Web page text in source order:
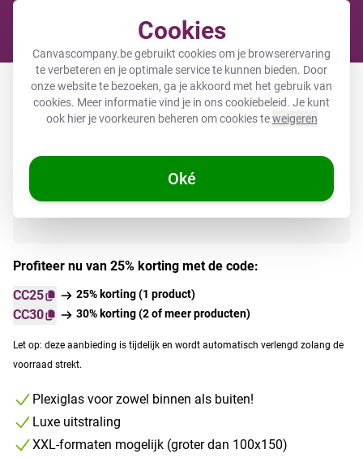
Cookies
Canvascompany.be gebruikt cookies om je browserervaring
te verbeteren en je optimale service te kunnen bieden. Door
onze website te bezoeken, ga je akkoord met het gebruik van
cookies. Meer informatie vind je in onscookiebeleid. Je kunt
ook hier je voorkeuren beheren om cookies teweigeren
Oké
Plexiglas voor buiten
Direct uit voorraad leverbaar
Profiteer nu van 25% korting met de code:
CC25
25% korting (1 product)
CC30 30% korting (2 of meer producten)
Let op: deze aanbieding is tijdelijk en wordt automatisch verlengd zolang de
voorraad strekt.
Plexiglas voor zowel binnen als buiten!
Luxe uitstraling
XXL-formaten mogelijk (groter dan 100x150)